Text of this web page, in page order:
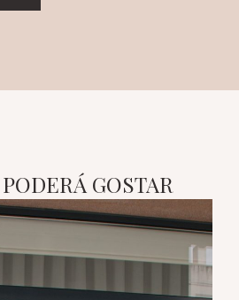
GOSTAR